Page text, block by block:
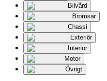
Bilvård
Bromsar
Chassi
Exteriör
Interiör
Motor
Övrigt